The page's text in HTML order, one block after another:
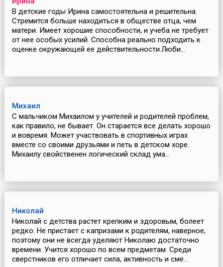
В детские годы Ирина самостоятельна и решительна.
Стремится больше находиться в обществе отца, чем
матери. Имеет хорошие способности, и учеба не требует
от нее особых усилий. Способна реально подходить к
оценке окружающей ее действительности.Люби...
Михаил
С мальчиком Михаилом у учителей и родителей проблем,
как правило, не бывает. Он старается все делать хорошо
и вовремя. Может участвовать в спортивных играх
вместе со своими друзьями и петь в детском хоре.
Михаилу свойственен логический склад ума...
Николай
Николай с детства растет крепким и здоровым, болеет
редко. Не пристает с капризами к родителям, наверное,
поэтому они не всегда уделяют Николаю достаточно
времени. Учится хорошо по всем предметам. Среди
сверстников его отличает сила, активность и сме...